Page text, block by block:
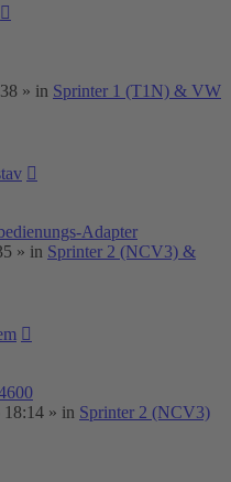
» in Sprinter 1 (T1N) & VW
Adapter
» in Sprinter 2 (NCV3) &
18:14 » in Sprinter 2 (NCV3)